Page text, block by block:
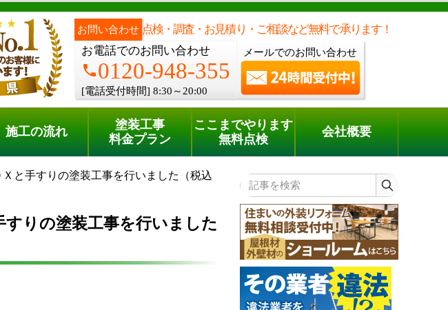
お問い合わせ 点検・調査・お見積り・ご相談など無料で承ります！
お電話でのお問い合わせ
phone0120-948-355
[電話受付時間] 8:30～20:00
メールでのお問い合わせ
無料点検
電話でのご相談 [8:30～20:00]
phone0120-948-355
施工の流れ
塗装工事
料金プラン
ここまでやります
無料点検
会社概要
と手すりの塗装工事を行いました（税込
りの塗装工事を行いました
記事を検索